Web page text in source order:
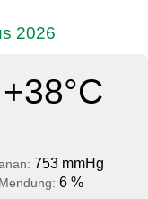
2026
+38°C
753 mmHg
Mendung: 6 %